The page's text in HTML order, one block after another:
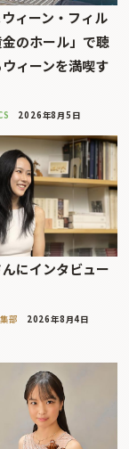
ィーン・フィル
のホール」で聴
ィーンを満喫す
2026年8月5日
にインタビュー
部 2026年8月4日